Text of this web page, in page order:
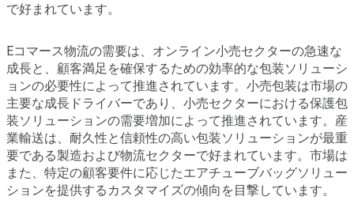
で好まれています。
Eコマース物流の需要は、オンライン小売セクターの急速な
成長と、顧客満足を確保するための効率的な包装ソリューシ
ョンの必要性によって推進されています。小売包装は市場の
主要な成長ドライバーであり、小売セクターにおける保護包
装ソリューションの需要増加によって推進されています。産
業輸送は、耐久性と信頼性の高い包装ソリューションが最重
要である製造および物流セクターで好まれています。市場は
また、特定の顧客要件に応じたエアチューブバッグソリュー
ションを提供するカスタマイズの傾向を目撃しています。